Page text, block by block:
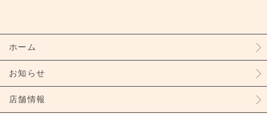
ホーム
お知らせ
店舗情報